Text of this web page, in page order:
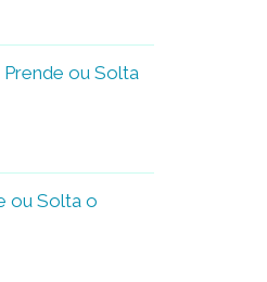
ou Solta
ou Solta o